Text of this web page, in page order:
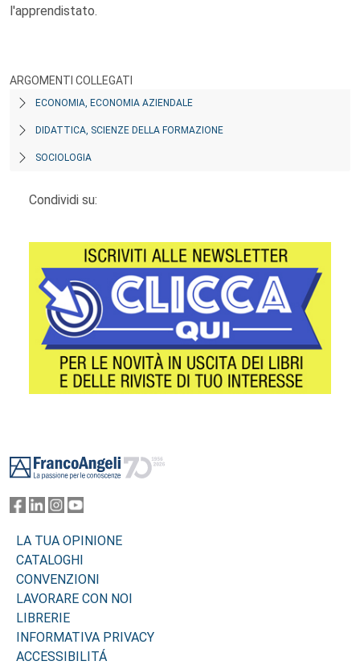
l'apprendistato.
ARGOMENTI COLLEGATI
ECONOMIA, ECONOMIA AZIENDALE
DIDATTICA, SCIENZE DELLA FORMAZIONE
SOCIOLOGIA
Condividi su:
LA TUA OPINIONE
CATALOGHI
CONVENZIONI
LAVORARE CON NOI
LIBRERIE
INFORMATIVA PRIVACY
ACCESSIBILITÁ